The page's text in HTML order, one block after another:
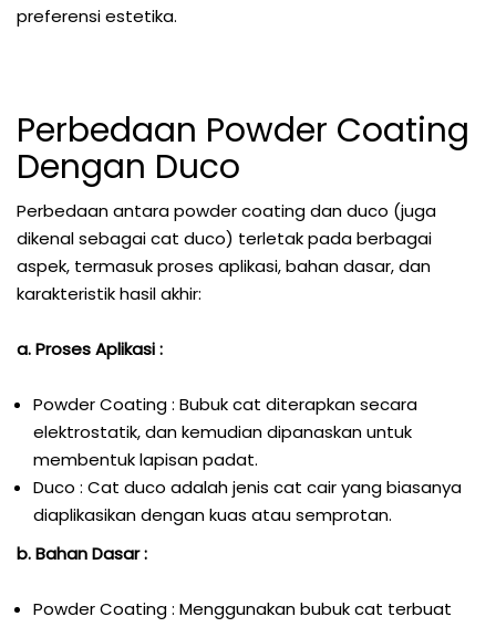
preferensi estetika.
Perbedaan Powder Coating
Dengan Duco
Perbedaan antara powder coating dan duco (juga
dikenal sebagai cat duco) terletak pada berbagai
aspek, termasuk proses aplikasi, bahan dasar, dan
karakteristik hasil akhir:
a. Proses Aplikasi :
Powder Coating : Bubuk cat diterapkan secara
elektrostatik, dan kemudian dipanaskan untuk
membentuk lapisan padat.
Duco : Cat duco adalah jenis cat cair yang biasanya
diaplikasikan dengan kuas atau semprotan.
b. Bahan Dasar :
Powder Coating : Menggunakan bubuk cat terbuat